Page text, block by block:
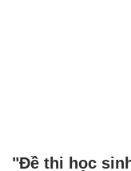
"Đề thi học